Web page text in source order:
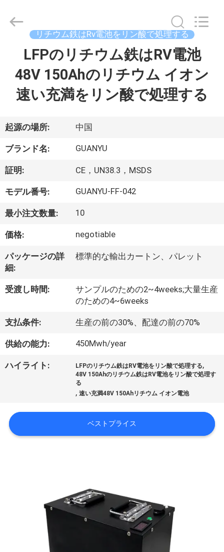
私
達
に
つ
て
旅
行
管
理
energy
Developed
リチウム鉄はRv電池をリン酸で処理する
LFPのリチウム鉄はRV電池
48V 150Ahのリチウム イオン
速い充満をリン酸で処理する
起源の場所: 中国
ブランド名: GUANYU
証明: CE，UN38.3，MSDS
モデル番号: GUANYU-FF-042
最小注文数量: 10
価格: negotiable
パッケージの詳
細:
標準的な輸出カートン、パレット
受渡し時間:
サンプルのための2~4weeks;大量生産
のための4~6weeks
支払条件: 生産の前の30%、配達の前の70%
供給の能力: 450Mwh/year
ハイライト: LFPのリチウム鉄はRV電池をリン酸で処理する,
48V 150Ahのリチウム鉄はRV電池をリン酸で処理す
る
,速い充満48V 150Ahリチウム イオン電池
ベストプライス